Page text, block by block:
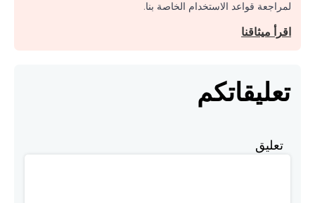
لمراجعة قواعد الاستخدام الخاصة بنا.
اقرأ ميثاقنا
تعليقاتكم
تعليق